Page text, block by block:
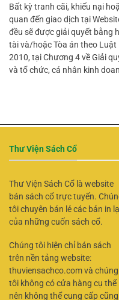
Bất kỳ tranh cãi, khiếu nại
quan đến giao dịch tại
đều sẽ được giải quyết bằng
tài và/hoặc Tòa án theo Luật
2010, tại Chương 4 về Giải
và tổ chức, cá nhân kinh
Thư Viện Sách Cổ
Thư Viện Sách Cổ là website
bán sách cổ trực tuyến.
tôi chuyên bán lẻ các bản in
của những cuốn sách cổ.
Chúng tôi hiện chỉ bán sách
trên nền tảng website:
thuviensachco.com và chúng
tôi không có cửa hàng cụ thể
nên không thể cung cấp cũng